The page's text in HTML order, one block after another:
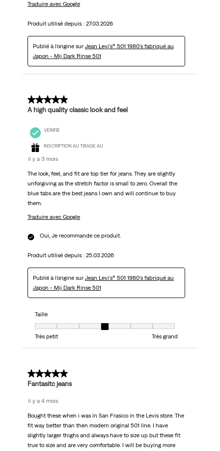
Traduire avec Google
Produit utilisé depuis : 27.03.2026
Publié à l'origine sur Jean Levi's® 501 1980's fabriqué au
Japon - Mij Dark Rinse 501
5 sur 5 étoiles.
A high quality classic look and feel
VÉRIFIÉ
INSCRIPTION AU TIRAGE AU
il y a 3 mois
The look, feel, and fit are top tier for jeans. They are slightly
unforgiving as the stretch factor is small to zero. Overall the
blue tabs are the best jeans I own and will continue to buy
them.
Traduire avec Google
Oui, Je recommande ce produit.
Produit utilisé depuis : 25.03.2026
Publié à l'origine sur Jean Levi's® 501 1980's fabriqué au
Japon - Mij Dark Rinse 501
Taille
Taille, 4 sur 7, où 1 est égal à Très petit et 7 est égal à Très grand
Très petit
Très grand
5 sur 5 étoiles.
Fantasitc jeans
il y a 4 mois
Bought these when i was in San Frasico in the Levis store. The
fit way better than then modern original 501 line. I have
slightly larger thighs and always have to size up but these fit
true to size and are very comfortable. I will be buying more